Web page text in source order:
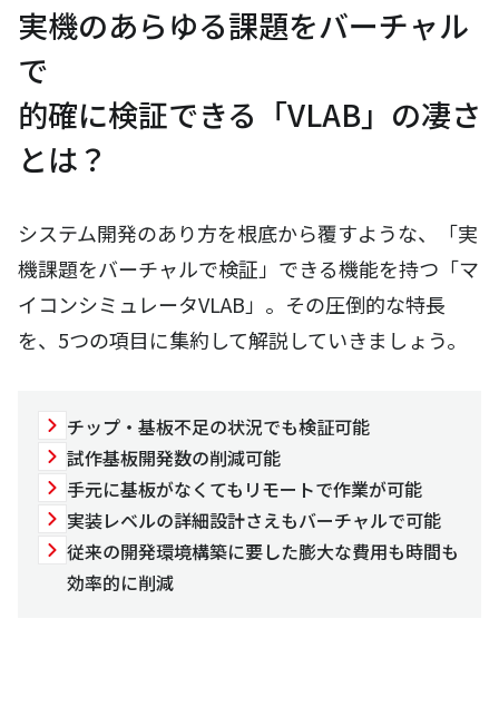
実機のあらゆる課題をバーチャル
で
的確に検証できる「VLAB」の凄さ
とは？
システム開発のあり方を根底から覆すような、「実
機課題をバーチャルで検証」できる機能を持つ「マ
イコンシミュレータVLAB」。その圧倒的な特長
を、5つの項目に集約して解説していきましょう。
チップ・基板不足の状況でも検証可能
試作基板開発数の削減可能
手元に基板がなくてもリモートで作業が可能
実装レベルの詳細設計さえもバーチャルで可能
従来の開発環境構築に要した膨大な費用も時間も
効率的に削減